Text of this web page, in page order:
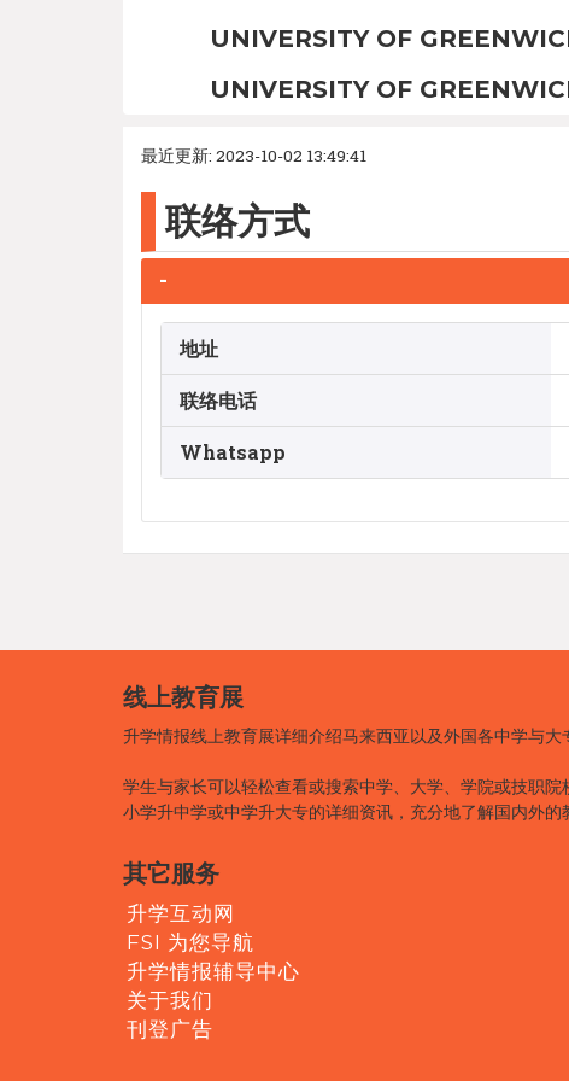
UNIVERSITY OF
UNIVERSITY OF
最近更新: 2023-10-02 13:49:41
联络方式
-
地址
联络电话
Whatsapp
线上教育展
升学情报线上教育展详细介绍马来西亚以及外国各中学与
学生与家长可以轻松查看或搜索中学、大学、学院或技职
小学升中学或中学升大专的详细资讯，充分地了解国内外的
其它服务
升学互动网
FSI 为您导航
升学情报辅导中心
关于我们
刊登广告